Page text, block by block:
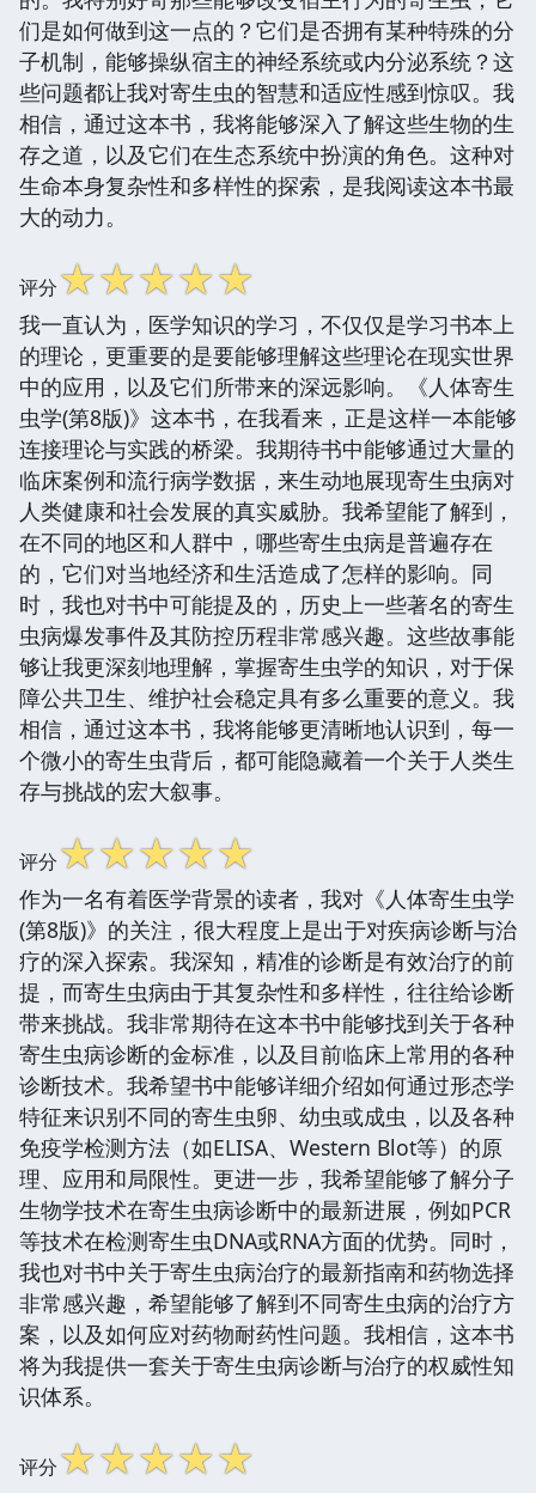
们是如何做到这一点的？它们是否拥有某种特殊的分
子机制，能够操纵宿主的神经系统或内分泌系统？这
些问题都让我对寄生虫的智慧和适应性感到惊叹。我
相信，通过这本书，我将能够深入了解这些生物的生
存之道，以及它们在生态系统中扮演的角色。这种对
生命本身复杂性和多样性的探索，是我阅读这本书最
大的动力。
评分☆☆☆☆☆
我一直认为，医学知识的学习，不仅仅是学习书本上
的理论，更重要的是要能够理解这些理论在现实世界
中的应用，以及它们所带来的深远影响。《人体寄生
虫学(第8版)》这本书，在我看来，正是这样一本能够
连接理论与实践的桥梁。我期待书中能够通过大量的
临床案例和流行病学数据，来生动地展现寄生虫病对
人类健康和社会发展的真实威胁。我希望能了解到，
在不同的地区和人群中，哪些寄生虫病是普遍存在
的，它们对当地经济和生活造成了怎样的影响。同
时，我也对书中可能提及的，历史上一些著名的寄生
虫病爆发事件及其防控历程非常感兴趣。这些故事能
够让我更深刻地理解，掌握寄生虫学的知识，对于保
障公共卫生、维护社会稳定具有多么重要的意义。我
相信，通过这本书，我将能够更清晰地认识到，每一
个微小的寄生虫背后，都可能隐藏着一个关于人类生
存与挑战的宏大叙事。
评分☆☆☆☆☆
作为一名有着医学背景的读者，我对《人体寄生虫学
(第8版)》的关注，很大程度上是出于对疾病诊断与治
疗的深入探索。我深知，精准的诊断是有效治疗的前
提，而寄生虫病由于其复杂性和多样性，往往给诊断
带来挑战。我非常期待在这本书中能够找到关于各种
寄生虫病诊断的金标准，以及目前临床上常用的各种
诊断技术。我希望书中能够详细介绍如何通过形态学
特征来识别不同的寄生虫卵、幼虫或成虫，以及各种
免疫学检测方法（如ELISA、Western Blot等）的原
理、应用和局限性。更进一步，我希望能够了解分子
生物学技术在寄生虫病诊断中的最新进展，例如PCR
等技术在检测寄生虫DNA或RNA方面的优势。同时，
我也对书中关于寄生虫病治疗的最新指南和药物选择
非常感兴趣，希望能够了解到不同寄生虫病的治疗方
案，以及如何应对药物耐药性问题。我相信，这本书
将为我提供一套关于寄生虫病诊断与治疗的权威性知
识体系。
评分☆☆☆☆☆